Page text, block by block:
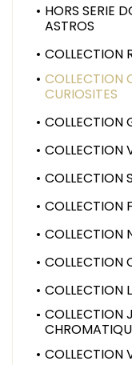
HORS SERIE
ASTROS
COLLECTION
COLLECTION
CURIOSITES
COLLECTION
COLLECTION
COLLECTION
COLLECTION
COLLECTION
COLLECTION
COLLECTION
COLLECTION
COLLECTION